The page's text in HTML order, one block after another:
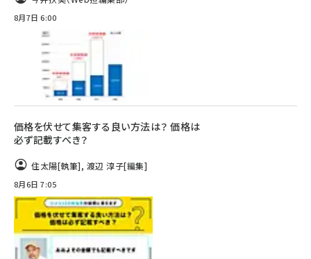
8月7日 6:00
価格を伏せて集客する良い方法は？ 価格は
必ず記載すべき？
住太陽[執筆], 渡辺 淳子[編集]
8月6日 7:05